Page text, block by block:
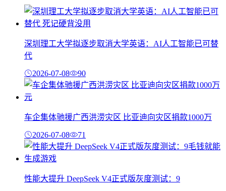
深圳理工大学拟逐步取消大学英语：AI人工智能已可替
代
2026-07-08 90
车企集体驰援广西洪涝灾区 比亚迪向灾区捐款1000万
2026-07-08 71
性能大提升 DeepSeek V4正式版灰度测试：9